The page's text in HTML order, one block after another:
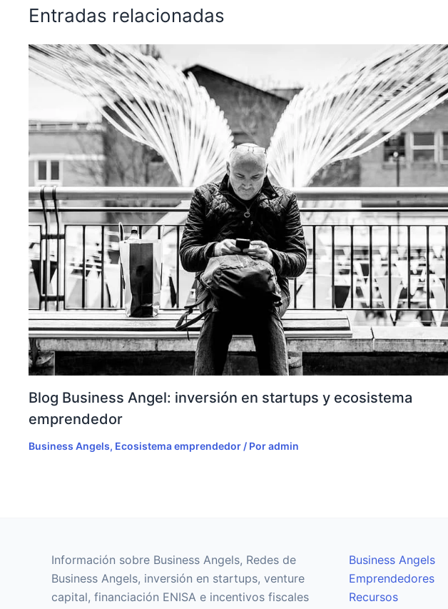
Entradas relacionadas
Blog Business Angel: inversión en startups y ecosistema
emprendedor
Business Angels, Ecosistema emprendedor / Poradmin
Información sobre Business Angels, Redes de
Business Angels, inversión en startups, venture
capital, financiación ENISA e incentivos fiscales
Business Angels
Emprendedores
Recursos